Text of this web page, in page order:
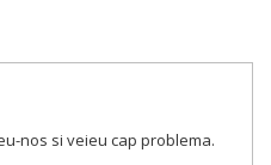
nos si veieu cap problema.